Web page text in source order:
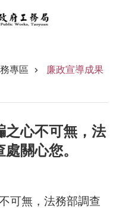
專區 廉政宣導成果
之心不可無，法
關心您。
可無，法務部調查